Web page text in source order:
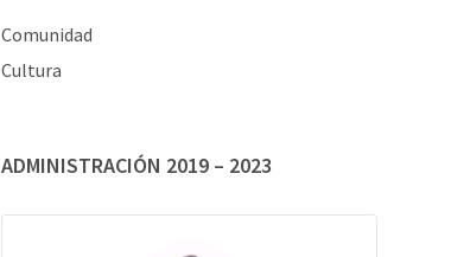
Comunidad
Cultura
ADMINISTRACIÓN 2019 – 2023